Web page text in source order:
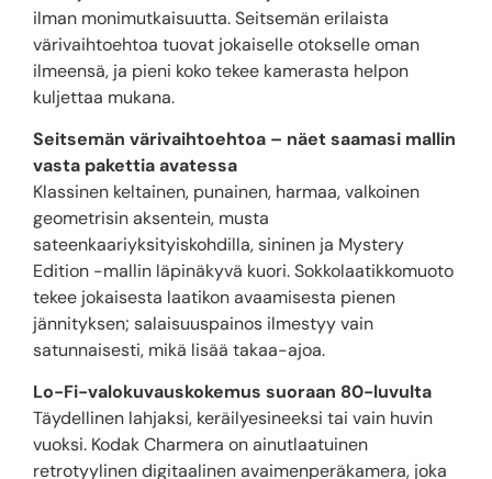
ilman monimutkaisuutta. Seitsemän erilaista
värivaihtoehtoa tuovat jokaiselle otokselle oman
ilmeensä, ja pieni koko tekee kamerasta helpon
kuljettaa mukana.
Seitsemän värivaihtoehtoa – näet saamasi mallin
vasta pakettia avatessa
Klassinen keltainen, punainen, harmaa, valkoinen
geometrisin aksentein, musta
sateenkaariyksityiskohdilla, sininen ja Mystery
Edition -mallin läpinäkyvä kuori. Sokkolaatikkomuoto
tekee jokaisesta laatikon avaamisesta pienen
jännityksen; salaisuuspainos ilmestyy vain
satunnaisesti, mikä lisää takaa-ajoa.
Lo-Fi-valokuvauskokemus suoraan 80-luvulta
Täydellinen lahjaksi, keräilyesineeksi tai vain huvin
vuoksi. Kodak Charmera on ainutlaatuinen
retrotyylinen digitaalinen avaimenperäkamera, joka